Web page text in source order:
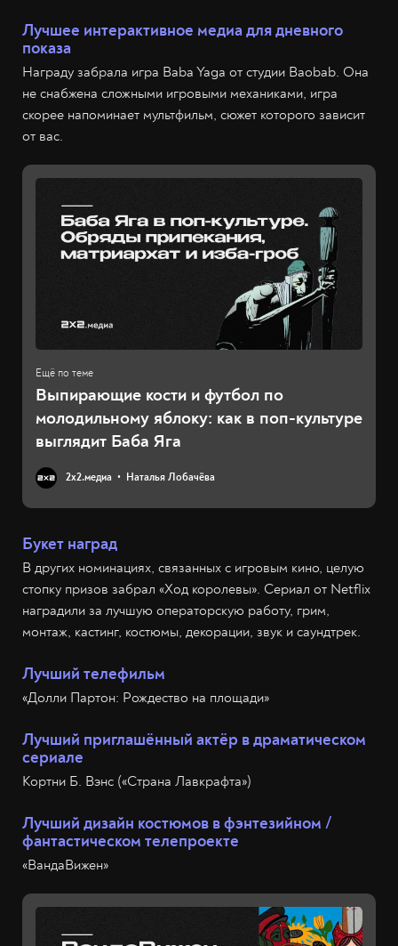
Лучшее интерактивное медиа для дневного
показа
Награду забрала игра Baba Yaga от студии Baobab. Она
не снабжена сложными игровыми механиками, игра
скорее напоминает мультфильм, сюжет которого зависит
от вас.
Выпирающие кости и футбол по
молодильному яблоку: как в поп-культуре
выглядит Баба Яга
2х2.медиа Наталья Лобачёва
Букет наград
В других номинациях, связанных с игровым кино, целую
стопку призов забрал «Ход королевы». Сериал от Netflix
наградили за лучшую операторскую работу, грим,
монтаж, кастинг, костюмы, декорации, звук и саундтрек.
Лучший телефильм
«Долли Партон: Рождество на площади»
Лучший приглашённый актёр в драматическом
сериале
Кортни Б. Вэнс («Страна Лавкрафта»)
Лучший дизайн костюмов в фэнтезийном /
фантастическом телепроекте
«ВандаВижен»